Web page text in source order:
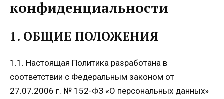
конфиденциальности
1. ОБЩИЕ ПОЛОЖЕНИЯ
1.1. Настоящая Политика разработана в
соответствии с Федеральным законом от
27.07.2006 г. № 152-ФЗ «О персональных данных»